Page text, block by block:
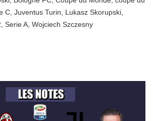
C Juventus Turin Lukasz Skorupski
Serie A Wojciech Szczesny